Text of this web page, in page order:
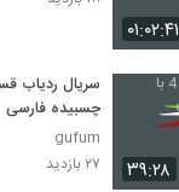
سریال ( امام احمد
سریال(امام احمدبن
وهشتم
۱۷۳ بازدید
۰۱:۰۲:۴۱
۳۹:۲۸
چسبیده فارسی
gufum
۲۷ بازدید